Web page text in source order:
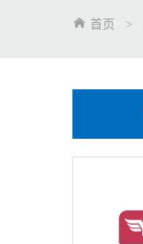
首页 >